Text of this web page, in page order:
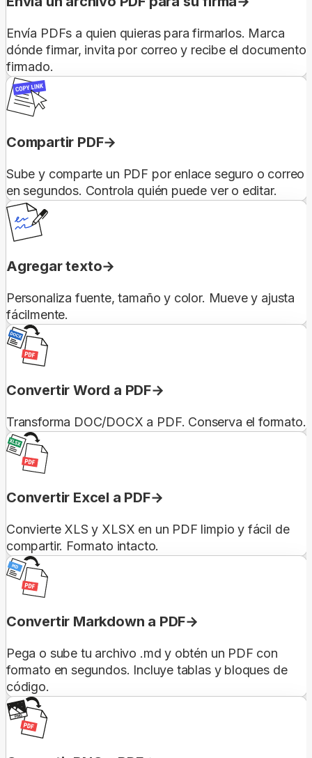
Envía PDFs a quien quieras para firmarlos. Marca
dónde firmar, invita por correo y recibe el documento
firmado.
Compartir PDF
Sube y comparte un PDF por enlace seguro o correo
en segundos. Controla quién puede ver o editar.
Agregar texto
Personaliza fuente, tamaño y color. Mueve y ajusta
fácilmente.
Convertir Word a PDF
Transforma DOC/DOCX a PDF. Conserva el formato.
Convertir Excel a PDF
Convierte XLS y XLSX en un PDF limpio y fácil de
compartir. Formato intacto.
Convertir Markdown a PDF
Pega o sube tu archivo .md y obtén un PDF con
formato en segundos. Incluye tablas y bloques de
código.